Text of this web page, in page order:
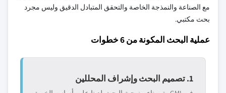
مع الصناعة والنمذجة الخاصة والتحقق المتبادل الدقيق وليس مجرد
بحث مكتبي.
عملية البحث المكونة من 6 خطوات
1. تصميم البحث وإشراف المحللين